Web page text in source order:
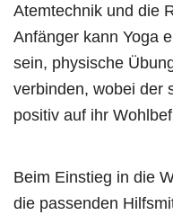
Atemtechnik und die
Anfänger kann Yoga
sein, physische
verbinden, wobei der
positiv auf ihr
Beim Einstieg in die
die passenden